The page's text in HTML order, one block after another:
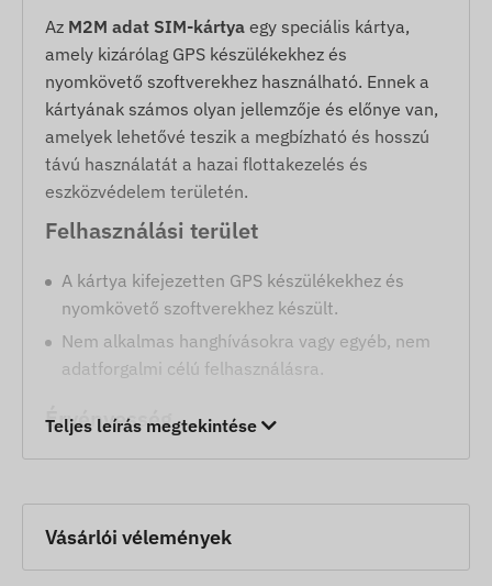
Az M2M adat SIM-kártya egy speciális kártya,
amely kizárólag GPS készülékekhez és
nyomkövető szoftverekhez használható. Ennek a
kártyának számos olyan jellemzője és előnye van,
amelyek lehetővé teszik a megbízható és hosszú
távú használatát a hazai flottakezelés és
eszközvédelem területén.
Felhasználási terület
A kártya kifejezetten GPS készülékekhez és
nyomkövető szoftverekhez készült.
Nem alkalmas hanghívásokra vagy egyéb, nem
adatforgalmi célú felhasználásra.
Érvényesség
Megújítható vagy lemondható
Teljes leírás megtekintése
Vásárlói vélemények